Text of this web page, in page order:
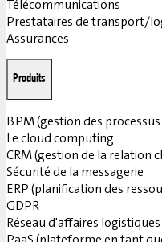
Télécommunications
Prestataires de transport/
Assurances
Produits
BPM (gestion des
Le cloud computing
CRM (gestion de la relation
Sécurité de la messagerie
ERP (planification des
GDPR
Réseau d'affaires logistiques